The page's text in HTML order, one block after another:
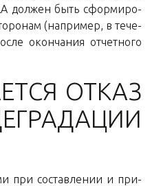
дол­жен быть сфор­ми­ро­
(на­при­мер, в те­че­
окон­ча­ния от­чет­но­го
ОТКАЗ
при со­став­ле­нии и при­